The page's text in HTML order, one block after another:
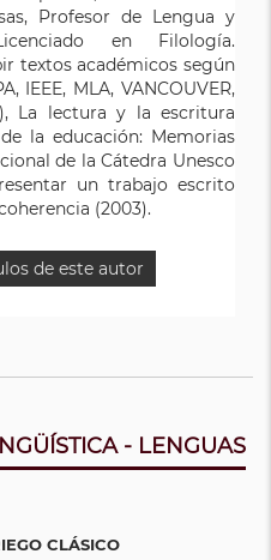
Profesor de Lengua y
en Filología.
textos académicos según
IEEE, MLA, VANCOUVER,
La lectura y la escritura
la educación: Memorias
de la Cátedra Unesco
un trabajo escrito
(2003).
de este autor
- LENGUAS
CLÁSICO